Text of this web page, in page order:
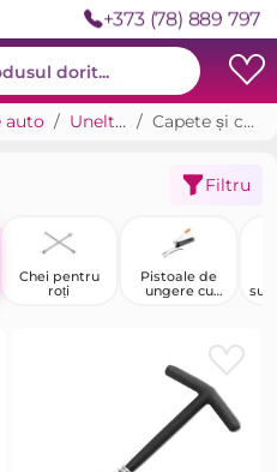
+373 (78) 889 797
auto Unelte auto Capete și chei de bujii
Filtru
Chei pentru
roți
Pistoale de
ungere cu